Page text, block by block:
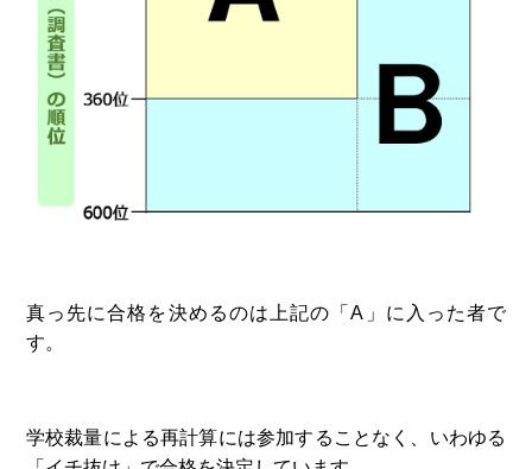
真っ先に合格を決めるのは上記の「A」に入った者で
す。
学校裁量による再計算には参加することなく、いわゆる